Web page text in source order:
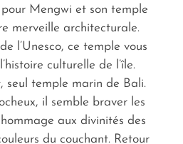
Mengwi et son temple
merveille architecturale.
l’Unesco, ce temple vous
culturelle de l’île.
seul temple marin de Bali.
il semble braver les
aux divinités des
du couchant. Retour